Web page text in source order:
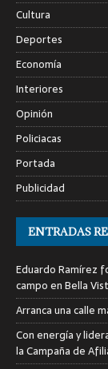
Cultura
Deportes
Economía
Interiores
Opinión
Policiacas
Portada
Publicidad
ENTRADAS
Eduardo Ramírez
campo en Bella
Arranca una calle
Con energía y
la Campaña de